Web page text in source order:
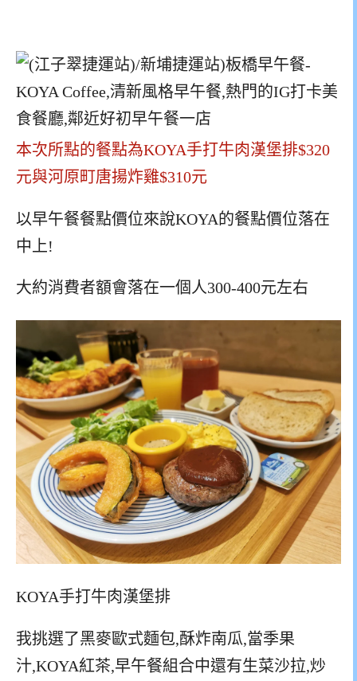
本次所點的餐點為KOYA手打牛肉漢堡排$320
元與河原町唐揚炸雞$310元
以早午餐餐點價位來說KOYA的餐點價位落在
中上!
大約消費者額會落在一個人300-400元左右
KOYA手打牛肉漢堡排
我挑選了黑麥歐式麵包,酥炸南瓜,當季果
汁,KOYA紅茶,早午餐組合中還有生菜沙拉,炒